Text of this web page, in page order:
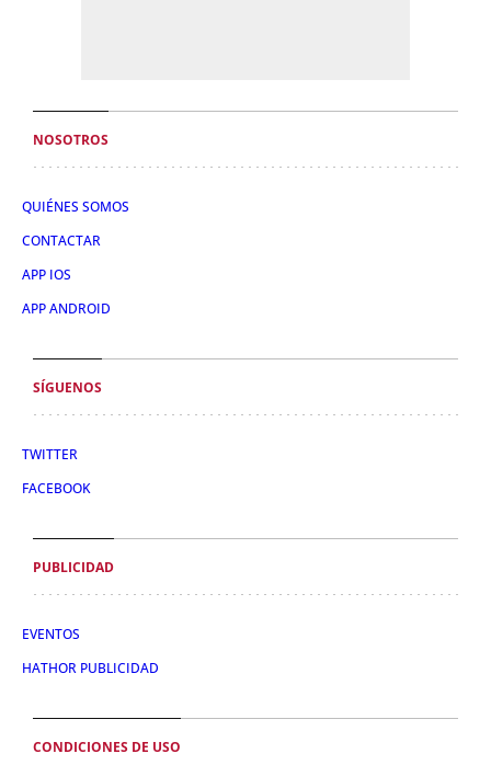
NOSOTROS
QUIÉNES SOMOS
CONTACTAR
APP IOS
APP ANDROID
SÍGUENOS
TWITTER
FACEBOOK
PUBLICIDAD
EVENTOS
HATHOR PUBLICIDAD
CONDICIONES DE USO